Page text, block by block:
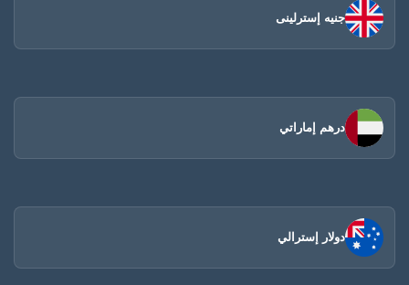
جنيه إسترلينى
درهم إماراتي
دولار إسترالي